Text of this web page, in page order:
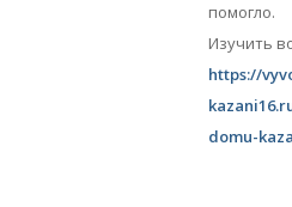
помогло.
Изучить
https://
domu-